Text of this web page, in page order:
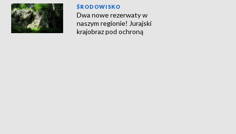
ŚRODOWISKO
Dwa nowe rezerwaty w
naszym regionie! Jurajski
krajobraz pod ochroną